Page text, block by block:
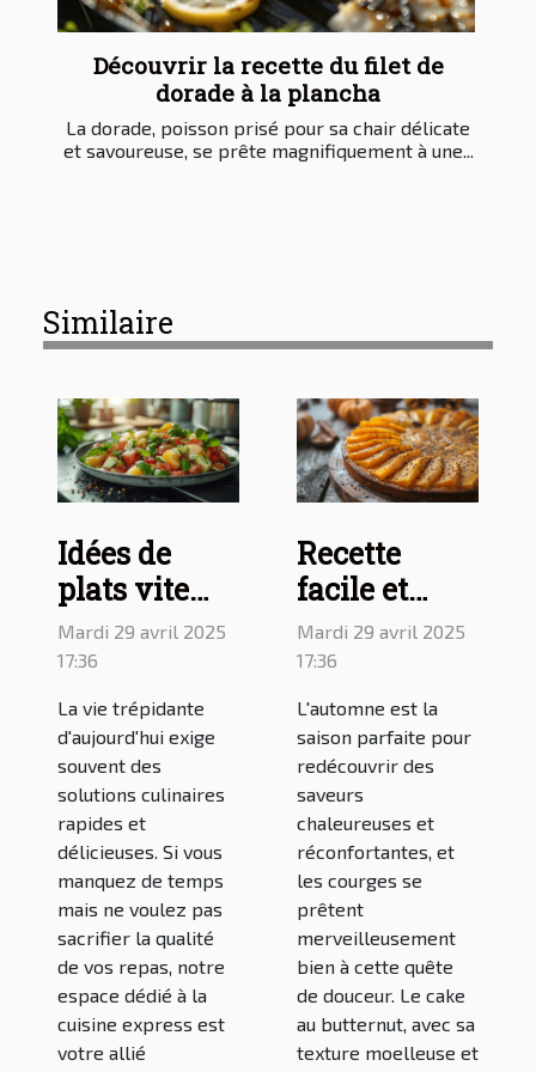
Découvrir la recette du filet de
dorade à la plancha
La dorade, poisson prisé pour sa chair délicate
et savoureuse, se prête magnifiquement à une...
Similaire
Idées de
plats vite
faits pour
votre repas :
découvrez le
blog de
cuisine
rapide
Mardi 29 avril 2025
17:36
La vie trépidante
d'aujourd'hui exige
souvent des
solutions culinaires
rapides et
délicieuses. Si vous
manquez de temps
mais ne voulez pas
sacrifier la qualité
de vos repas, notre
espace dédié à la
cuisine express est
votre allié
Recette
facile et
délicieuse
du cake au
butternut
Mardi 29 avril 2025
17:36
L'automne est la
saison parfaite pour
redécouvrir des
saveurs
chaleureuses et
réconfortantes, et
les courges se
prêtent
merveilleusement
bien à cette quête
de douceur. Le cake
au butternut, avec sa
texture moelleuse et